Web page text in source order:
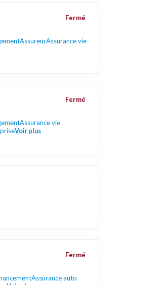
AssureurAssurance vie
Fermé
Assurance vie
Voir plus
Fermé
Assurance auto
Fermé